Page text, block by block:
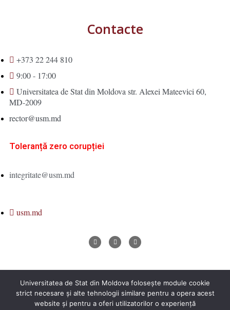
Contacte
+373 22 244 810
9:00 - 17:00
Universitatea de Stat din Moldova str. Alexei Mateevici 60,
MD-2009
rector@usm.md
Toleranță zero corupției
integritate@usm.md
usm.md
Universitatea de Stat din Moldova 2026 © All Rights Reserved
Universitatea de Stat din Moldova folosește module cookie
strict necesare și alte tehnologii similare pentru a opera acest
website și pentru a oferi utilizatorilor o experiență